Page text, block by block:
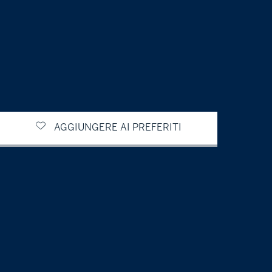
AGGIUNGERE AI PREFERITI